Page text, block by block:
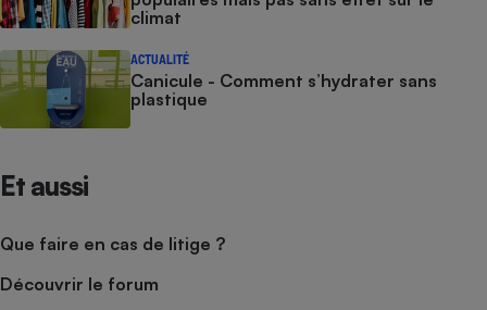
climat
ACTUALITÉ
Canicule - Comment s’hydrater sans
plastique
Et aussi
Que faire en cas de litige ?
Découvrir le forum